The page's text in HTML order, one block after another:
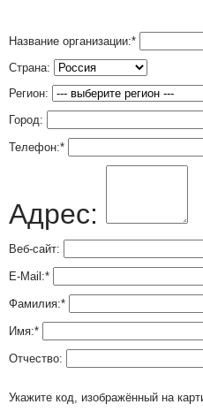
Название организации:*
Страна:
Регион:
Город:
Телефон:*
Адрес:
Веб-сайт:
E-Mail:*
Фамилия:*
Имя:*
Отчество:
Укажите код, изображённый на